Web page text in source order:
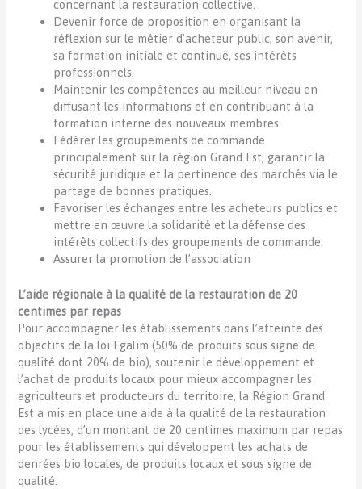
concernant la restauration collective.
Devenir force de proposition en organisant la
réflexion sur le métier d’acheteur public, son avenir,
sa formation initiale et continue, ses intérêts
professionnels.
Maintenir les compétences au meilleur niveau en
diffusant les informations et en contribuant à la
formation interne des nouveaux membres.
Fédérer les groupements de commande
principalement sur la région Grand Est, garantir la
sécurité juridique et la pertinence des marchés via le
partage de bonnes pratiques.
Favoriser les échanges entre les acheteurs publics et
mettre en œuvre la solidarité et la défense des
intérêts collectifs des groupements de commande.
Assurer la promotion de l’association
L’aide régionale à la qualité de la restauration de 20
centimes par repas
Pour accompagner les établissements dans l’atteinte des
objectifs de la loi Egalim (50% de produits sous signe de
qualité dont 20% de bio), soutenir le développement et
l’achat de produits locaux pour mieux accompagner les
agriculteurs et producteurs du territoire, la Région Grand
Est a mis en place une aide à la qualité de la restauration
des lycées, d’un montant de 20 centimes maximum par repas
pour les établissements qui développent les achats de
denrées bio locales, de produits locaux et sous signe de
qualité.